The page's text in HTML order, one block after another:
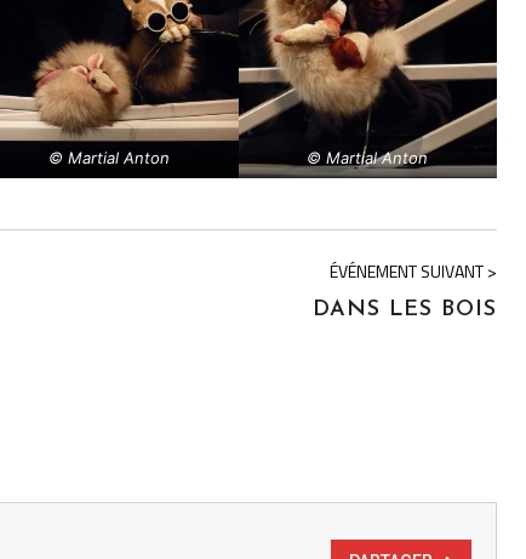
© Martial Anton © Martial Anton
ÉVÉNEMENT SUIVANT >
DANS LES BOIS